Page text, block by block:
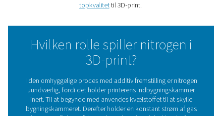
Nitrogen på stedet til 3D-
almindeligt kendt som 3D-print. Denne teknologi gør
at skabe lettere og stærkere dele og systemer med en
der samler materialer, f.eks. metal. - typisk lag for
Pneumatech sikrer, at du altid har den nødvendige
topkvalitettil 3D-print.